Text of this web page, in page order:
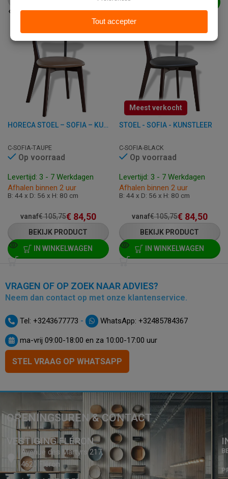
HORECA STOEL – SOFIA – KUNSTLEER
C-SOFIA-TAUPE
Op voorraad
Levertijd: 3 - 7 Werkdagen
Afhalen binnen 2 uur
B: 44 x D: 56 x H: 80 cm
vanaf€105,75€ 84,50
BEKIJK PRODUCT
IN WINKELWAGEN
Meest verkocht
STOEL - SOFIA - KUNSTLEER
C-SOFIA-BLACK
Op voorraad
Levertijd: 3 - 7 Werkdagen
Afhalen binnen 2 uur
B: 44 x D: 56 x H: 80 cm
vanaf€105,75€ 84,50
BEKIJK PRODUCT
IN WINKELWAGEN
VRAGEN OF OP ZOEK NAAR ADVIES?
Neem dan contact op met onze klantenservice.
Tel: +3243677773 - WhatsApp: +32485784367
ma-vrij 09:00-18:00 en za 10:00-17:00 uur
STEL VRAAG OP WHATSAPP
OPENINGSUREN & CONTACT
VESTIGING FLÉRON
Avenue des Martyrs 217,
4620 Fléron